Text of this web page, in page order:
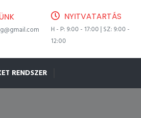
NYITVATARTÁS
H - P: 9:00 - 17:00 | SZ: 9:00 -
12:00
RENDSZER